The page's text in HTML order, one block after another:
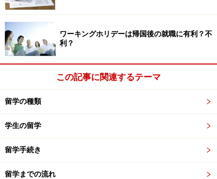
ワーキングホリデーは帰国後の就職に有利？不
利？
この記事に関連するテーマ
留学の種類
学生の留学
留学手続き
留学までの流れ